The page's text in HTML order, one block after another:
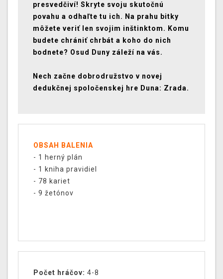
presvedčiví! Skryte svoju skutočnú
povahu a odhaľte tu ich. Na prahu bitky
môžete veriť len svojim inštinktom. Komu
budete chrániť chrbát a koho do nich
bodnete? Osud Duny záleží na vás.
Nech začne dobrodružstvo v novej
dedukčnej spoločenskej hre Duna: Zrada.
OBSAH BALENIA
- 1 herný plán
- 1 kniha pravidiel
- 78 kariet
- 9 žetónov
Počet hráčov: 4-8